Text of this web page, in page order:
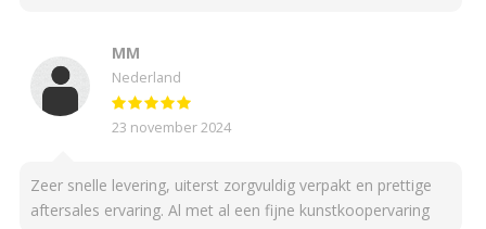
MM
Nederland
23 november 2024
Zeer snelle levering, uiterst zorgvuldig verpakt en prettige
aftersales ervaring. Al met al een fijne kunstkoopervaring